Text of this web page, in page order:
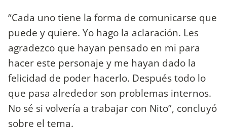
“Cada uno tiene la forma de comunicarse que
puede y quiere. Yo hago la aclaración. Les
agradezco que hayan pensado en mi para
hacer este personaje y me hayan dado la
felicidad de poder hacerlo. Después todo lo
que pasa alrededor son problemas internos.
No sé si volvería a trabajar con Nito”, concluyó
sobre el tema.